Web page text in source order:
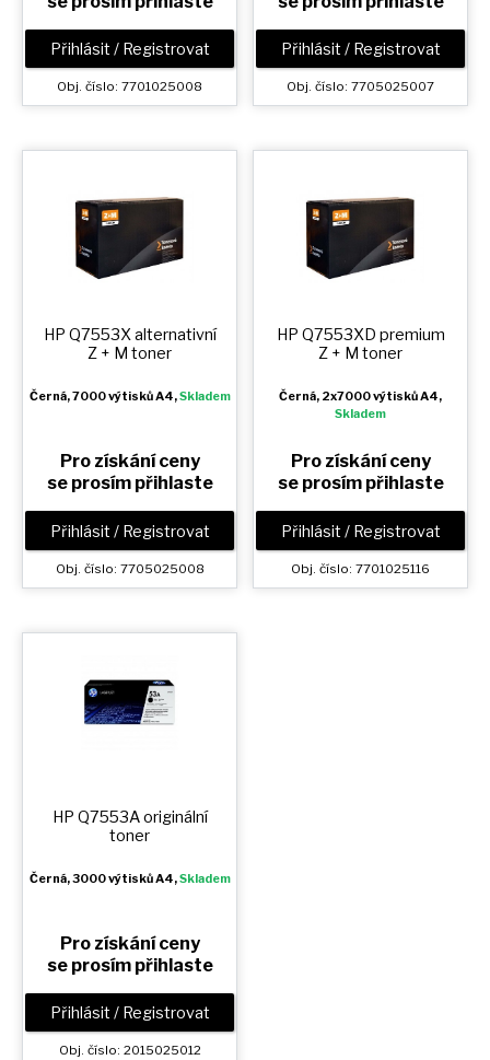
Přihlásit / Registrovat
Obj. číslo: 7701025008
Přihlásit / Registrovat
Obj. číslo: 7705025007
HP Q7553X alternativní
Z + M toner
Černá, 7000 výtisků A4,Skladem
Pro získání ceny
se prosím přihlaste
Přihlásit / Registrovat
Obj. číslo: 7705025008
HP Q7553XD premium
Z + M toner
Černá, 2x7000 výtisků A4,
Skladem
Pro získání ceny
se prosím přihlaste
Přihlásit / Registrovat
Obj. číslo: 7701025116
HP Q7553A originální
toner
Černá, 3000 výtisků A4,Skladem
Pro získání ceny
se prosím přihlaste
Přihlásit / Registrovat
Obj. číslo: 2015025012